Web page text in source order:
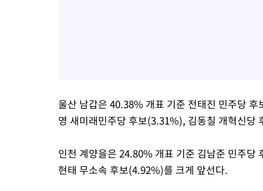
울산 남갑은 40.38% 개표 기준 전태진 민주당
영 새미래민주당 후보(3.31%), 김동칠 개혁신당
인천 계양을은 24.80% 개표 기준 김남준 민주
현태 무소속 후보(4.92%)를 크게 앞선다.